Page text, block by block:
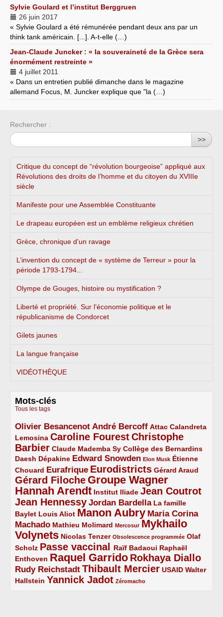
Sylvie Goulard et l’institut Berggruen
26 juin 2017
« Sylvie Goulard a été rémunérée pendant deux ans par un
think tank américain. [...]. A-t-elle (…)
Jean-Claude Juncker : « la souveraineté de la Grèce sera
énormément restreinte »
4 juillet 2011
« Dans un entretien publié dimanche dans le magazine
allemand Focus, M. Juncker explique que "la (…)
Rechercher :
>>
Critique du concept de “révolution bourgeoise” appliqué aux
Révolutions des droits de l’homme et du citoyen du XVIIIe
siècle
Manifeste pour une Assemblée Constituante
Le drapeau européen est un emblème religieux chrétien
Grèce, chronique d’un ravage
L’invention du concept de « système de Terreur » pour la
période 1793-1794...
Olympe de Gouges, histoire ou mystification ?
Liberté et propriété. Sur l’économie politique et le
républicanisme de Condorcet
Gilets jaunes
La langue française
VIDÉOTHÈQUE
Mots-clés
Tous les tags
Olivier Besancenot
3/5 André Bercoff
3/5 Attac
2/5
Calandreta
Lemosina
2/5 Caroline Fourest
4/5
Christophe
Barbier
4/5 Claude Mademba Sy
2/5 Collège des Bernardins
2/5
Daesh
2/5 Dépakine
2/5 Edward Snowden
3/5 Elon Musk
1/5
Étienne
Chouard
2/5 Eurafrique
3/5 Eurodistricts
4/5 Gérard Araud
2/5
Gérard Filoche
4/5 Groupe Wagner
5/5
Hannah Arendt
5/5 Institut Iliade
2/5 Jean Coutrot
4/5
Jean Hennessy
4/5 Jordan Bardella
3/5
La famille
Baylet
2/5 Louis Aliot
2/5 Manon Aubry
5/5
Maria Corina
Machado
3/5 Mathieu Molimard
2/5 Mercosur
1/5
Mykhailo
Volynets
5/5 Nicolas Tenzer
2/5 Obsolescence programmée
1/5
Olaf
Scholz
2/5 Passe vaccinal
4/5 Raïf Badaoui
2/5
Raphaël
Enthoven
2/5 Raquel Garrido
5/5 Rokhaya Diallo
4/5
Rudy Reichstadt
3/5 Thibault Mercier
4/5 USAID
2/5
Walter
Hallstein
2/5 Yannick Jadot
4/5 Zéromacho
1/5